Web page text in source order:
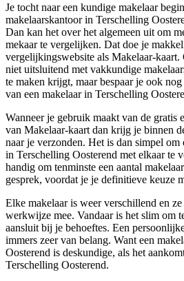
Je tocht naar een kundige makelaar
makelaarskantoor in Terschelling
Dan kan het over het algemeen uit om
mekaar te vergelijken. Dat doe je
vergelijkingswebsite als Makelaar-
niet uitsluitend met vakkundige
te maken krijgt, maar bespaar je ook
van een makelaar in Terschelling
Wanneer je gebruik maakt van de
van Makelaar-kaart dan krijg je binnen
naar je verzonden. Het is dan simpel om
in Terschelling Oosterend met elkaar te
handig om tenminste een aantal
gesprek, voordat je je definitieve keuze
Elke makelaar is weer verschillend en
werkwijze mee. Vandaar is het slim om
aansluit bij je behoeftes. Een
immers zeer van belang. Want een
Oosterend is deskundige, als het
Terschelling Oosterend.